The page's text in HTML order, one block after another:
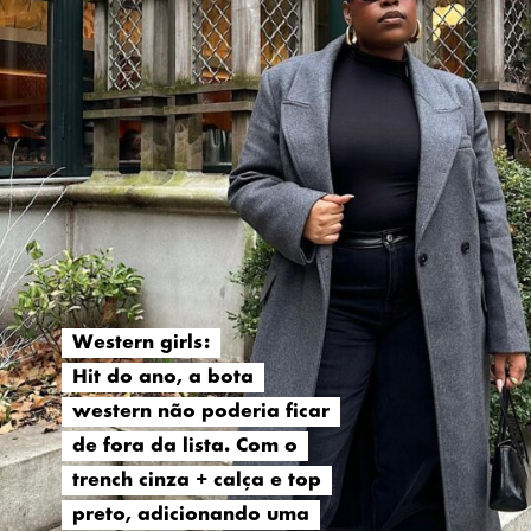
Western girls:
Hit do ano, a bota
western não poderia ficar
de fora da lista. Com o
trench cinza + calça e top
preto, adicionando uma
Western girls:
Hit do ano, a bota
western não poderia ficar
de fora da lista. Com o
trench cinza + calça e top
preto, adicionando uma